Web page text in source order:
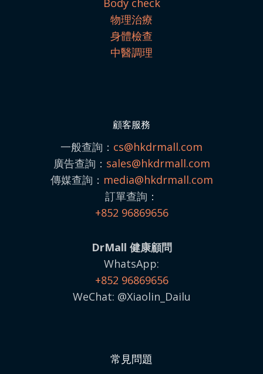
Body check
物理治療
身體檢查
中醫調理
顧客服務
一般查詢： cs@hkdrmall.com
廣告查詢： sales@hkdrmall.com
傳媒查詢： media@hkdrmall.com
訂單查詢：
+852 96869656
DrMall 健康顧問
WhatsApp:
+852 96869656
WeChat: @Xiaolin_Dailu
常見問題